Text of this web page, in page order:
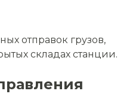
отправок грузов,
складах станции.